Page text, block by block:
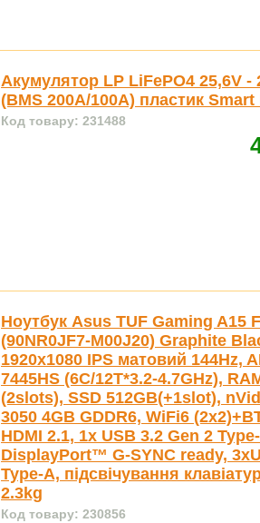
Акумулятор LP LiFePO4 25,6V -
(BMS 200A/100А) пластик
Код товару: 231488
Ноутбук Asus TUF Gaming A15
(90NR0JF7-M00J20) Graphite
1920x1080 IPS матовий 144Hz,
7445HS (6C/12T*3.2-4.7GHz),
(2slots), SSD 512GB(+1slot),
3050 4GB GDDR6, WiFi6
HDMI 2.1, 1x USB 3.2 Gen 2
DisplayPort™ G-SYNC ready,
Type-A, підсвічування
2.3kg
Код товару: 230856